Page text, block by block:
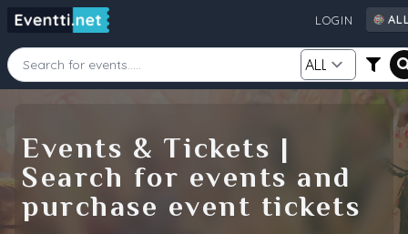
Source
LOGIN
AU
DE
FI
GB
IE
Events & Tickets |
Search for events and
purchase event tickets